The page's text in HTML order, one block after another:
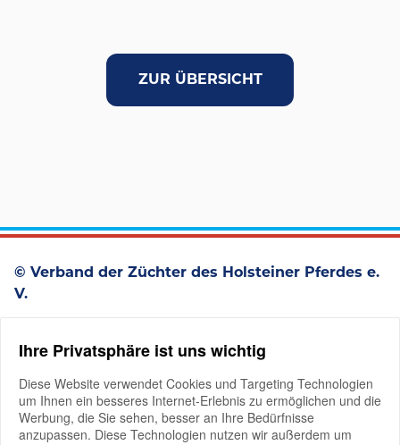
ZUR ÜBERSICHT
© Verband der Züchter des Holsteiner Pferdes e.
V.
D-25336 Elmshorn
+49 4121 4979-0
Ihre Privatsphäre ist uns wichtig
Diese Website verwendet Cookies und Targeting Technologien
um Ihnen ein besseres Internet-Erlebnis zu ermöglichen und die
Werbung, die Sie sehen, besser an Ihre Bedürfnisse
anzupassen. Diese Technologien nutzen wir außerdem um